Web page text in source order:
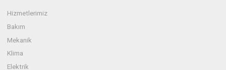
Hizmetlerimiz
Bakım
Mekanik
Klima
Elektrik